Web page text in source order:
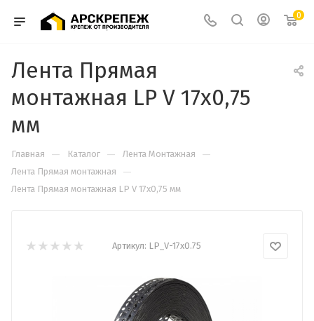
0
Лента Прямая
монтажная LP V 17х0,75
мм
Главная — Каталог — Лента Монтажная —
Лента Прямая монтажная —
Лента Прямая монтажная LP V 17х0,75 мм
Артикул: LP_V-17х0.75